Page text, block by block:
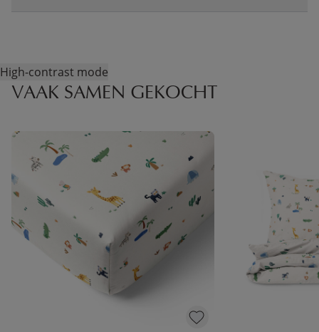
High-contrast mode
VAAK SAMEN GEKOCHT